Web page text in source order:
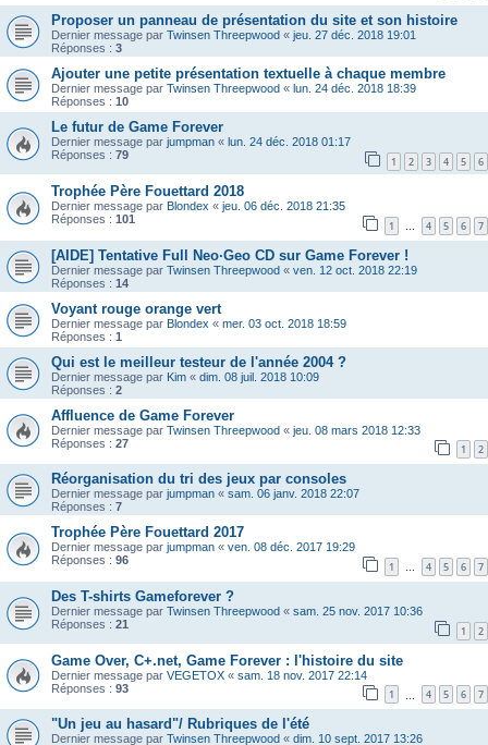
Proposer un panneau de présentation du site et son histoire
Dernier message par Twinsen Threepwood « jeu. 27 déc. 2018 19:01
Réponses : 3
Ajouter une petite présentation textuelle à chaque membre
Dernier message par Twinsen Threepwood « lun. 24 déc. 2018 18:39
Réponses : 10
Le futur de Game Forever
Dernier message par jumpman « lun. 24 déc. 2018 01:17
Réponses : 79 1 2 3 4 5 6
Trophée Père Fouettard 2018
Dernier message par Blondex « jeu. 06 déc. 2018 21:35
Réponses : 101 1 … 4 5 6 7
[AIDE] Tentative Full Neo·Geo CD sur Game Forever !
Dernier message par Twinsen Threepwood « ven. 12 oct. 2018 22:19
Réponses : 14
Voyant rouge orange vert
Dernier message par Blondex « mer. 03 oct. 2018 18:59
Réponses : 1
Qui est le meilleur testeur de l'année 2004 ?
Dernier message par Kim « dim. 08 juil. 2018 10:09
Réponses : 2
Affluence de Game Forever
Dernier message par Twinsen Threepwood « jeu. 08 mars 2018 12:33
Réponses : 27 1 2
Réorganisation du tri des jeux par consoles
Dernier message par jumpman « sam. 06 janv. 2018 22:07
Réponses : 7
Trophée Père Fouettard 2017
Dernier message par jumpman « ven. 08 déc. 2017 19:29
Réponses : 96 1 … 4 5 6 7
Des T-shirts Gameforever ?
Dernier message par Twinsen Threepwood « sam. 25 nov. 2017 10:36
Réponses : 21 1 2
Game Over, C+.net, Game Forever : l'histoire du site
Dernier message par VEGETOX « sam. 18 nov. 2017 22:14
Réponses : 93 1 4 5 6 7
"Un jeu au hasard"/ Rubriques de l'été
Dernier message par Twinsen Threepwood « dim. 10 sept. 2017 13:26